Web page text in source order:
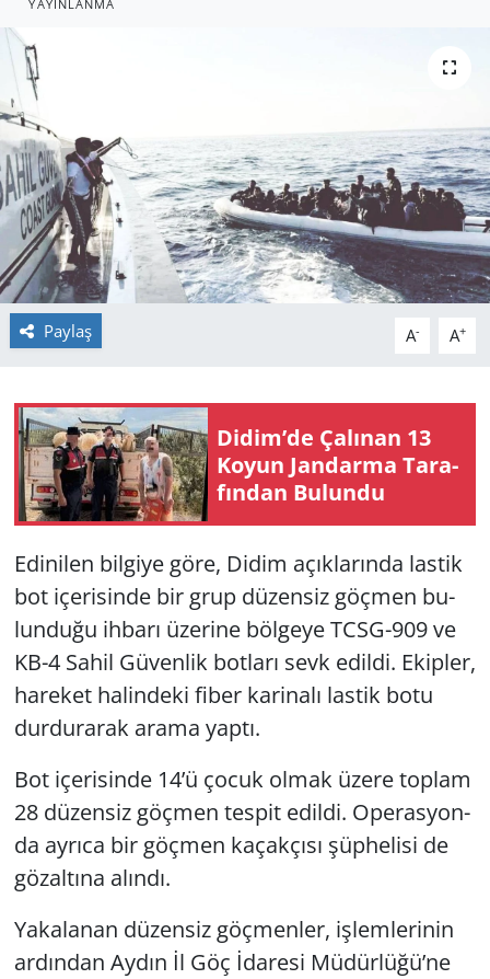
YAYINLANMA
Paylaş A- A+
Didim’de Ça­lı­nan 13
Koyun Jan­dar­ma Ta­ra­
fın­dan Bu­lun­du
Edi­ni­len bil­gi­ye göre, Didim açık­la­rın­da las­tik
bot içe­ri­sin­de bir grup dü­zen­siz göç­men bu­
lun­du­ğu ih­ba­rı üze­ri­ne böl­ge­ye TCSG-909 ve
KB-4 Sahil Gü­ven­lik bot­la­rı sevk edil­di. Ekip­ler,
ha­re­ket ha­lin­de­ki fiber ka­ri­na­lı las­tik botu
dur­du­ra­rak arama yaptı.
Bot içe­ri­sin­de 14’ü çocuk olmak üzere top­lam
28 dü­zen­siz göç­men tes­pit edil­di. Ope­ras­yon­
da ay­rı­ca bir göç­men ka­çak­çı­sı şüp­he­li­si de
gö­zal­tı­na alın­dı.
Ya­ka­la­nan dü­zen­siz göç­men­ler, iş­lem­le­ri­nin
ar­dın­dan Aydın İl Göç İda­re­si Mü­dür­lü­ğü’ne
KÜLTÜR SANAT
MAGAZİN
POLİTİKA
RESMİ İLANLAR
SİYASET
SPOR